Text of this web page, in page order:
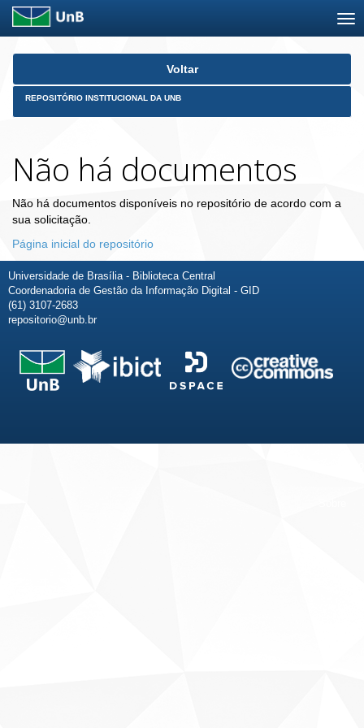
Skip
Voltar
REPOSITÓRIO INSTITUCIONAL DA UNB
Não há documentos
Não há documentos disponíveis no repositório de acordo com a
sua solicitação.
Página inicial do repositório
Universidade de Brasília - Biblioteca Central
Coordenadoria de Gestão da Informação Digital - GID
(61) 3107-2683
repositorio@unb.br